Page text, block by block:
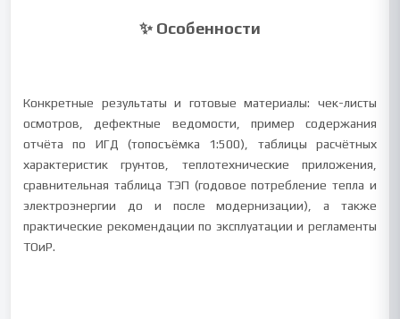
✨ Особенности
Конкретные результаты и готовые материалы: чек-листы
осмотров, дефектные ведомости, пример содержания
отчёта по ИГД (топосъёмка 1:500), таблицы расчётных
характеристик грунтов, теплотехнические приложения,
сравнительная таблица ТЭП (годовое потребление тепла и
электроэнергии до и после модернизации), а также
практические рекомендации по эксплуатации и регламенты
ТОиР.